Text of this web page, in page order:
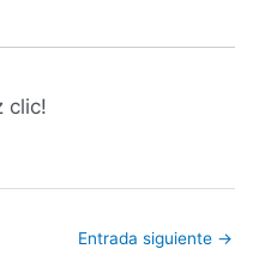
clic!
Entrada siguiente →